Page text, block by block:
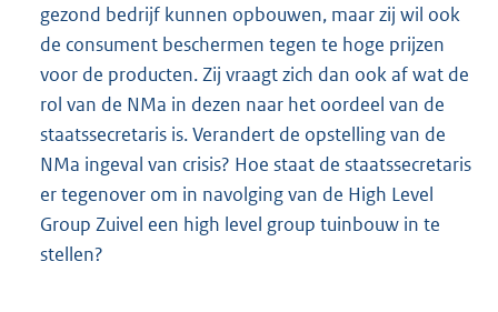
gezond bedrijf kunnen opbouwen, maar zij wil ook
de consument beschermen tegen te hoge prijzen
voor de producten. Zij vraagt zich dan ook af wat de
rol van de NMa in dezen naar het oordeel van de
staatssecretaris is. Verandert de opstelling van de
NMa ingeval van crisis? Hoe staat de staatssecretaris
er tegenover om in navolging van de High Level
Group Zuivel een high level group tuinbouw in te
stellen?